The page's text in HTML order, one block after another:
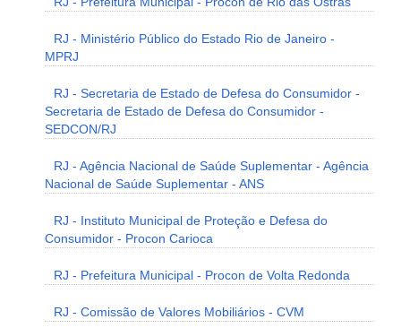
RJ - Ministério Público do Estado Rio de Janeiro -
MPRJ
RJ - Secretaria de Estado de Defesa do Consumidor -
Secretaria de Estado de Defesa do Consumidor -
SEDCON/RJ
RJ - Agência Nacional de Saúde Suplementar - Agência
Nacional de Saúde Suplementar - ANS
RJ - Instituto Municipal de Proteção e Defesa do
Consumidor - Procon Carioca
RJ - Prefeitura Municipal - Procon de Volta Redonda
RJ - Comissão de Valores Mobiliários - CVM